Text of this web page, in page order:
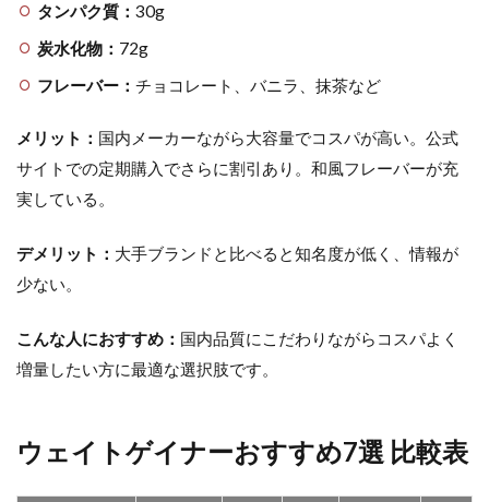
タンパク質： 30g
炭水化物： 72g
フレーバー： チョコレート、バニラ、抹茶など
メリット： 国内メーカーながら大容量でコスパが高い。公式
サイトでの定期購入でさらに割引あり。和風フレーバーが充
実している。
デメリット： 大手ブランドと比べると知名度が低く、情報が
少ない。
こんな人におすすめ： 国内品質にこだわりながらコスパよく
増量したい方に最適な選択肢です。
ウェイトゲイナーおすすめ7選 比較表